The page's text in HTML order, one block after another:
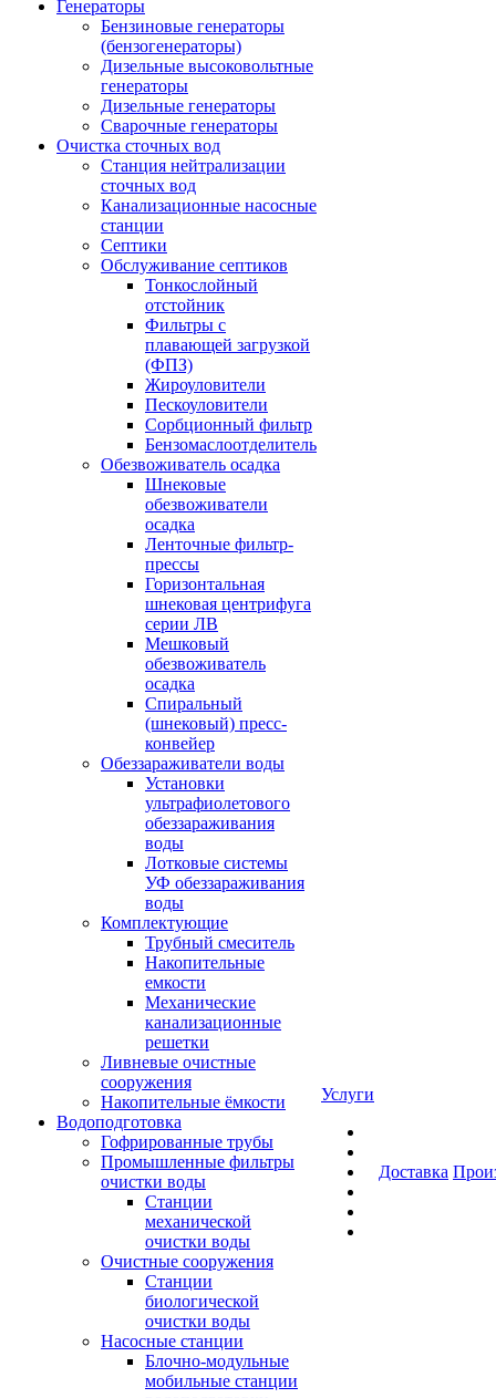
Генераторы
Бензиновые генераторы
(бензогенераторы)
Дизельные высоковольтные
генераторы
Дизельные генераторы
Сварочные генераторы
Очистка сточных вод
Станция нейтрализации
сточных вод
Канализационные насосные
станции
Септики
Обслуживание септиков
Тонкослойный
отстойник
Фильтры с
плавающей загрузкой
(ФПЗ)
Жироуловители
Пескоуловители
Сорбционный фильтр
Бензомаслоотделитель
Обезвоживатель осадка
Шнековые
обезвоживатели
осадка
Ленточные фильтр-
прессы
Горизонтальная
шнековая центрифуга
серии ЛВ
Мешковый
обезвоживатель
осадка
Спиральный
(шнековый) пресс-
конвейер
Обеззараживатели воды
Установки
ультрафиолетового
обеззараживания
воды
Лотковые системы
УФ обеззараживания
воды
Комплектующие
Трубный смеситель
Накопительные
емкости
Механические
канализационные
решетки
Ливневые очистные
сооружения
Накопительные ёмкости
Водоподготовка
Гофрированные трубы
Промышленные фильтры
очистки воды
Станции
механической
очистки воды
Очистные сооружения
Станции
биологической
очистки воды
Насосные станции
Блочно-модульные
мобильные станции
Услуги
Доставка